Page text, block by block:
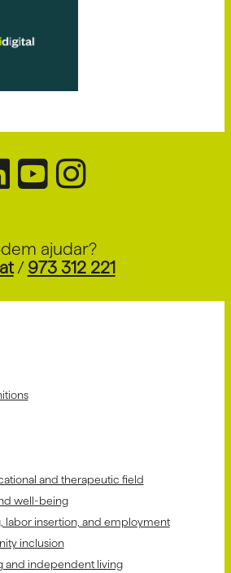
ajudar?
/ 973 312 221
and therapeutic field
well-being
labor insertion, and employment
inclusion
and independent living